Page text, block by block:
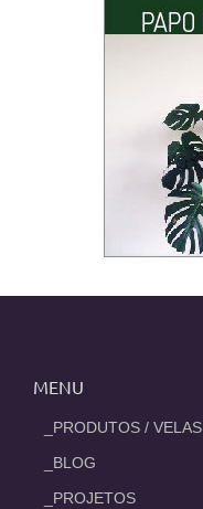
MENU
_PRODUTOS / VELAS
_BLOG
_PROJETOS